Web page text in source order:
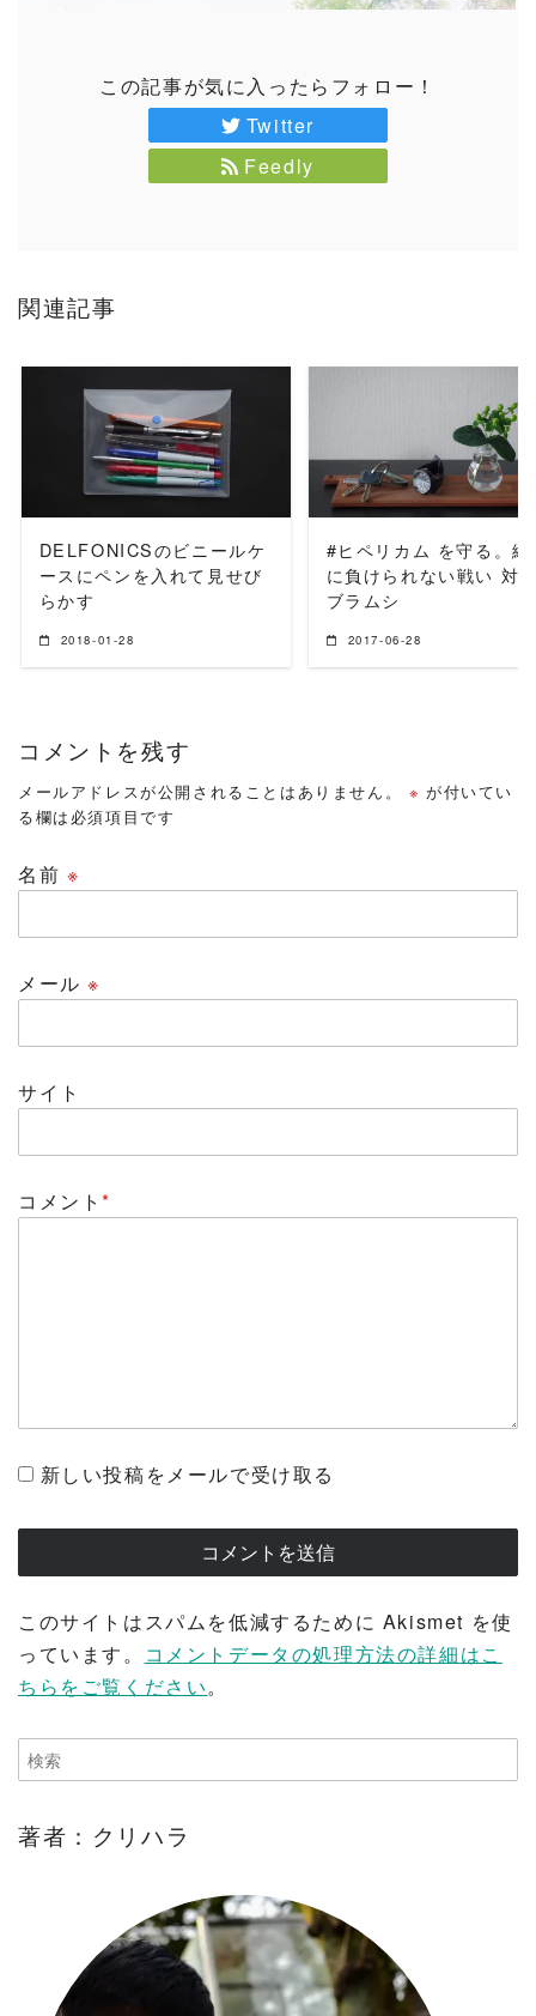
この記事が気に入ったらフォロー！
Twitter
Feedly
関連記事
READ MORE
DELFONICSのビニールケ
ースにペンを入れて見せび
らかす
2018-01-28
READ MORE
#ヒペリカム を守る。絶
に負けられない戦い 対:
ブラムシ
2017-06-28
コメントを残す
メールアドレスが公開されることはありません。 ※ が付いてい
る欄は必須項目です
名前 ※
メール※
サイト
コメント*
新しい投稿をメールで受け取る
このサイトはスパムを低減するために Akismet を使
っています。
コメントデータの処理方法の詳細はこ
ちらをご覧ください。
著者：クリハラ